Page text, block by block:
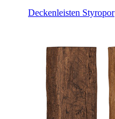
Deckenleisten Styropor